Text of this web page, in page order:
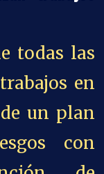
todas las
en
un plan
con